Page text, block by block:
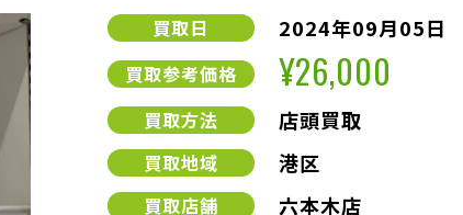
買取日 2024年09月05日
買取参考価格 ¥26,000
買取方法 店頭買取
買取地域 港区
買取店舗 六本木店